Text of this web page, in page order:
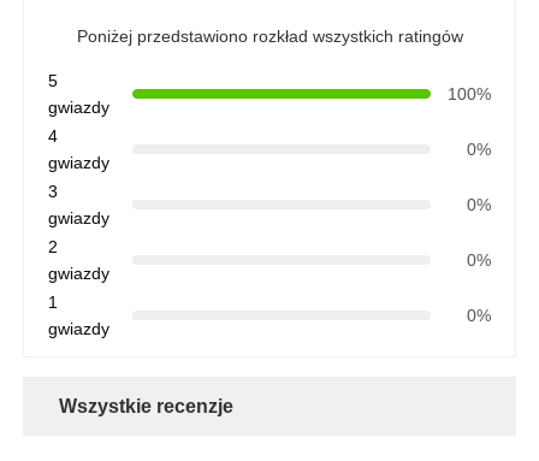
Poniżej przedstawiono rozkład wszystkich ratingów
5
gwiazdy
100%
4
gwiazdy
0%
3
gwiazdy
0%
2
gwiazdy
0%
1
gwiazdy
0%
Wszystkie recenzje